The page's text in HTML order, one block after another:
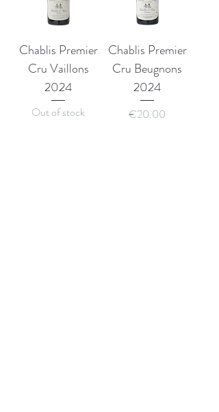
Chablis Premier
Cru Vaillons
2024
Out of stock
Chablis Premier
Cru Beugnons
2024
Price
€20.00